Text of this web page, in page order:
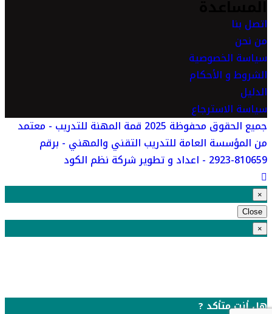
اتصل بنا
من نحن
سياسة الخصوصية
الشروط و الأحكام
الدليل
سياسة الاسترجاع
جميع الحقوق محفوظة 2025 قمة المهنة للتدريب - معتمد
من المؤسسة العامة للتدريب التقني والمهني - برقم
810659-2923 - اعداد و تطوير شركة نظم الكود
×
Close
×
هل أنت متأكد ?